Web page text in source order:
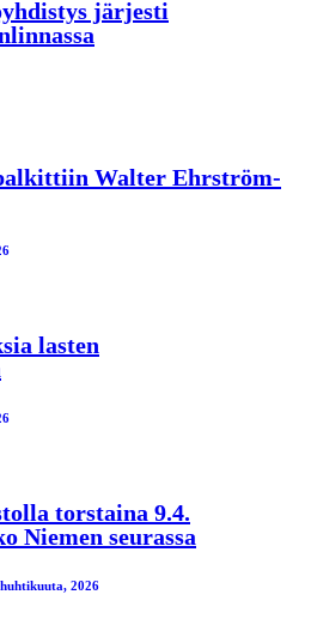
järjesti
Walter Ehrström-
lasten
torstaina 9.4.
Niemen seurassa
2026